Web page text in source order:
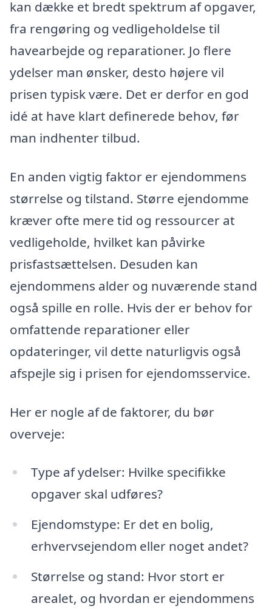
kan dække et bredt spektrum af opgaver,
fra rengøring og vedligeholdelse til
havearbejde og reparationer. Jo flere
ydelser man ønsker, desto højere vil
prisen typisk være. Det er derfor en god
idé at have klart definerede behov, før
man indhenter tilbud.
En anden vigtig faktor er ejendommens
størrelse og tilstand. Større ejendomme
kræver ofte mere tid og ressourcer at
vedligeholde, hvilket kan påvirke
prisfastsættelsen. Desuden kan
ejendommens alder og nuværende stand
også spille en rolle. Hvis der er behov for
omfattende reparationer eller
opdateringer, vil dette naturligvis også
afspejle sig i prisen for ejendomsservice.
Her er nogle af de faktorer, du bør
overveje:
Type af ydelser: Hvilke specifikke
opgaver skal udføres?
Ejendomstype: Er det en bolig,
erhvervsejendom eller noget andet?
Størrelse og stand: Hvor stort er
arealet, og hvordan er ejendommens